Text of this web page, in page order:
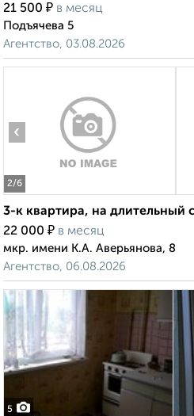
21 500 ₽ в месяц
Подъячева 5
Агентство, 03.08.2026
2/6
‹
3-к квартира, на длительный
22 000 ₽ в месяц
мкр. имени К.А. Аверьянова, 8
Агентство, 06.08.2026
5